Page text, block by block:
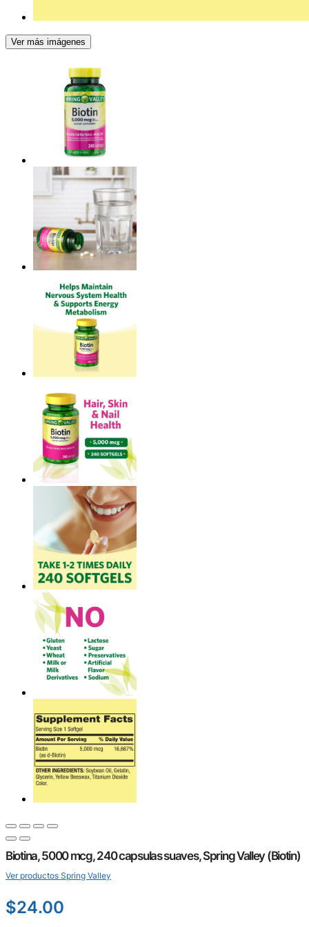
Ver más imágenes
Biotina, 5000 mcg, 240 capsulas suaves, Spring Valley (Biotin)
Ver productos Spring Valley
$24.00